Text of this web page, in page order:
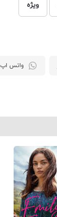
ویژه
واتس اپ